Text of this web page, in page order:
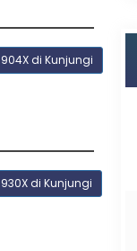
904X di Kunjungi
930X di Kunjungi